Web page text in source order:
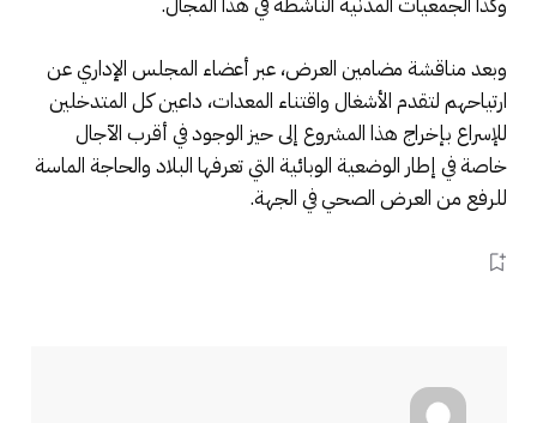
وبعد مناقشة مضامين العرض، عبر أعضاء المجلس الإداري عن
ارتياحهم لتقدم الأشغال واقتناء المعدات، داعين كل المتدخلين
للإسراع بإخراج هذا المشروع إلى حيز الوجود في أقرب الآجال
خاصة في إطار الوضعية الوبائية التي تعرفها البلاد والحاجة الماسة
للرفع من العرض الصحي في الجهة.